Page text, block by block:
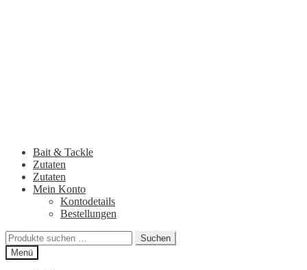
Bait & Tackle
Zutaten
Zutaten
Mein Konto
Kontodetails
Bestellungen
Suchen
nach:
Suchen
Menü